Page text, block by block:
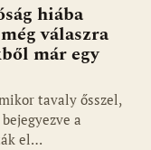
hiába
válaszra
már egy
tavaly ősszel,
a
el…